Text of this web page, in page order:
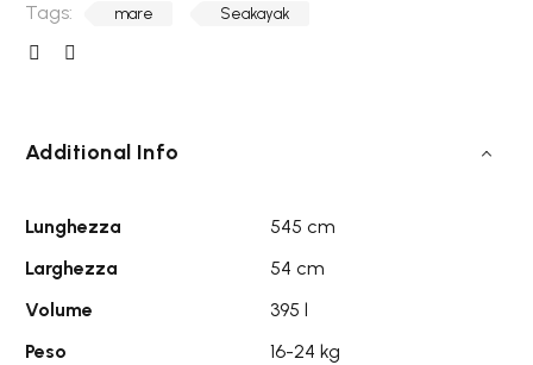
Tags:
mare Seakayak
Additional Info
Lunghezza
545 cm
Larghezza
54 cm
Volume
395 l
Peso
16-24 kg